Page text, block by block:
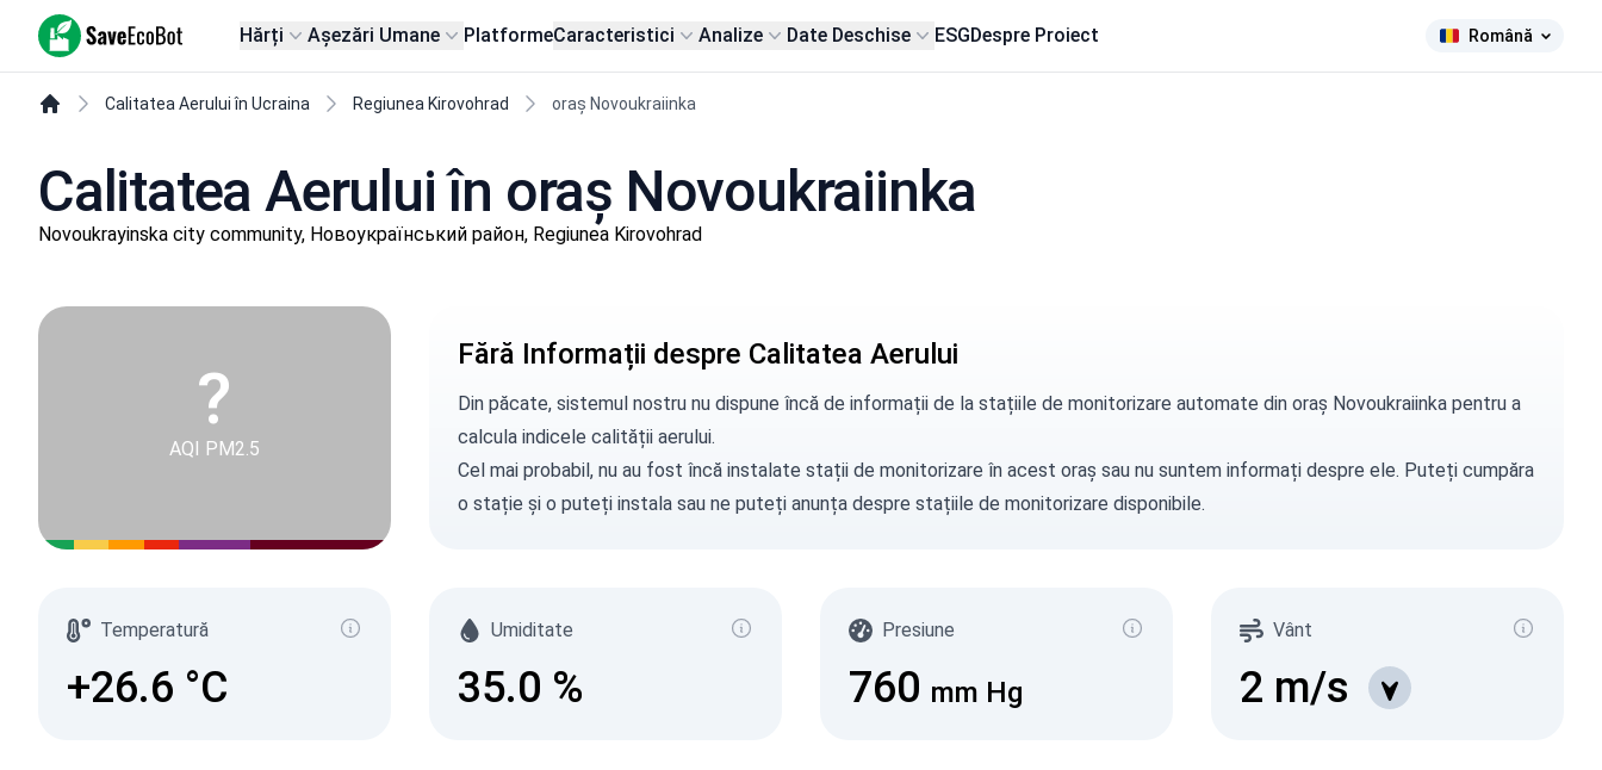
SaveEcoBot Hărți Așezări Umane PlatformeCaracteristici Analize Date Deschise ESGDespre Proiect Română
Calitatea Aerului în Ucraina Regiunea Kirovohrad oraș Novoukraiinka
Calitatea Aerului în oraș Novoukraiinka
Novoukrayinska city community, Новоукраїнський район, Regiunea Kirovohrad
?
AQI PM2.5
Fără Informații despre Calitatea Aerului
Din păcate, sistemul nostru nu dispune încă de informații de la stațiile de monitorizare automate din oraș Novoukraiinka pentru a
calcula indicele calității aerului.
Cel mai probabil, nu au fost încă instalate stații de monitorizare în acest oraș sau nu suntem informați despre ele. Puteți cumpăra
o stație și o puteți instala sau ne puteți anunțadespre stațiile de monitorizare disponibile.
Temperatură
+26.6 °C
Umiditate
35.0 %
Presiune
760 mm Hg
Vânt
2 m/s